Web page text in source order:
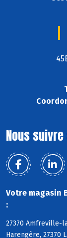
Nous
Votre magasin
:
27370 Amfreville-
Harengère, 27370